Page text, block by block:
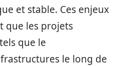
et stable. Ces enjeux
que les projets
que le
le long de